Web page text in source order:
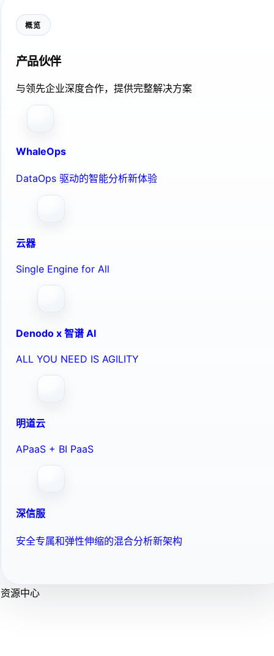
概览
产品伙伴
与领先企业深度合作，提供完整解决方案
WhaleOps
DataOps 驱动的智能分析新体验
云器
Single Engine for All
Denodo x 智谱 AI
ALL YOU NEED IS AGILITY
明道云
APaaS + BI PaaS
深信服
安全专属和弹性伸缩的混合分析新架构
资源中心